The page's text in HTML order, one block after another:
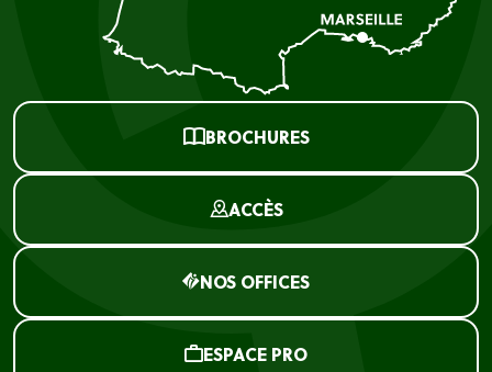
BROCHURES
ACCÈS
NOS OFFICES
ESPACE PRO